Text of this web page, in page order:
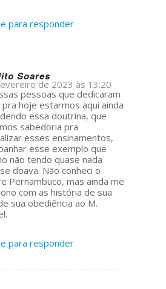
para responder
Soares
de 2023 às 13:20
pessoas que dedicaram
pra hoje estarmos aqui ainda
essa doutrina, que
sabedoria pra
esses ensinamentos,
esse exemplo que
não tendo quase nada
doava. Não conheci o
Pernambuco, mas ainda me
com as história de sua
sua obediência ao M.
para responder